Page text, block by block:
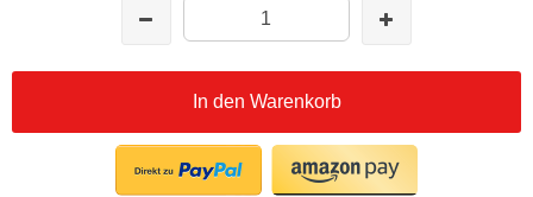
In den Warenkorb